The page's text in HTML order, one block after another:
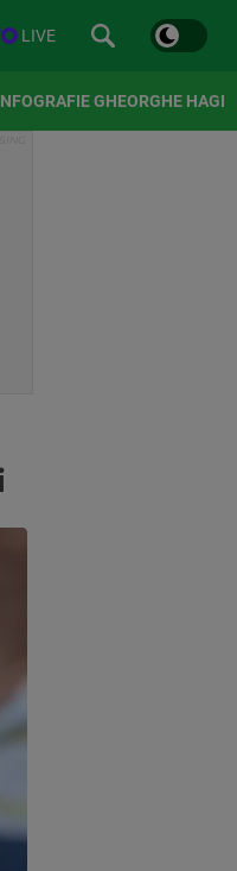
LIVE
GHEORGHE HAGI